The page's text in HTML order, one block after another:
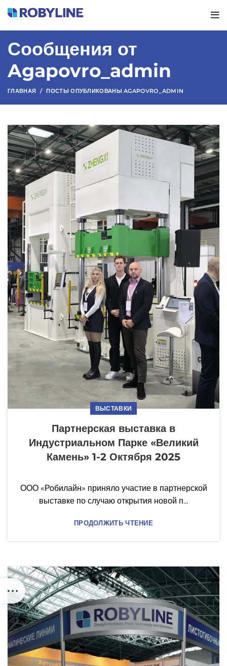
Сообщения от
Agapovro_admin
ГЛАВНАЯ ПОСТЫ ОПУБЛИКОВАНЫ AGAPOVRO_ADMIN
ВЫСТАВКИ
Партнерская выставка в
Индустриальном Парке «Великий
Камень» 1-2 Октября 2025
ООО «Робилайн» приняло участие в партнерской
выставке по случаю открытия новой п...
ПРОДОЛЖИТЬ ЧТЕНИЕ